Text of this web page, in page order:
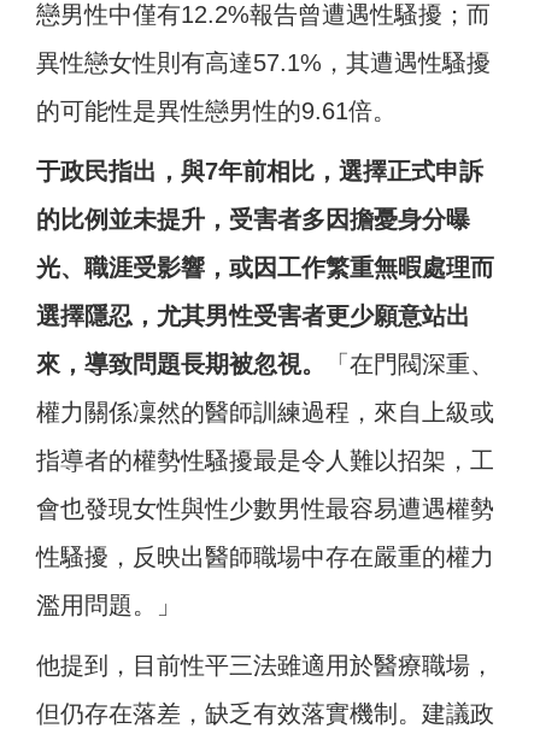
戀男性中僅有12.2%報告曾遭遇性騷擾；而
異性戀女性則有高達57.1%，其遭遇性騷擾
的可能性是異性戀男性的9.61倍。
于政民指出，與7年前相比，選擇正式申訴
的比例並未提升，受害者多因擔憂身分曝
光、職涯受影響，或因工作繁重無暇處理而
選擇隱忍，尤其男性受害者更少願意站出
來，導致問題長期被忽視。
「在門閥深重、
權力關係凜然的醫師訓練過程，來自上級或
指導者的權勢性騷擾最是令人難以招架，工
會也發現女性與性少數男性最容易遭遇權勢
性騷擾，反映出醫師職場中存在嚴重的權力
濫用問題。」
他提到，目前性平三法雖適用於醫療職場，
但仍存在落差，缺乏有效落實機制。建議政